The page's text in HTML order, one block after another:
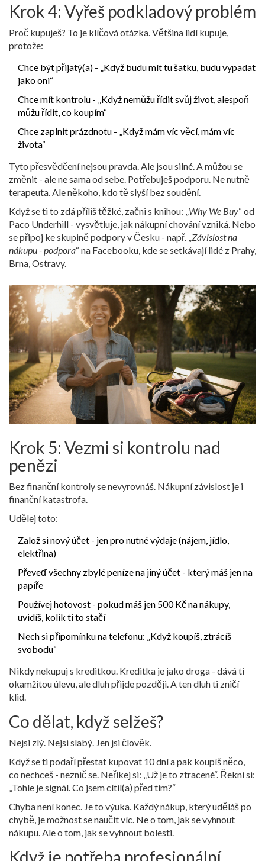
Krok 4: Vyřeš podkladový problém
Proč kupuješ? To je klíčová otázka. Většina lidí kupuje,
protože:
Chce být přijatý(a) - „Když budu mít tu šatku, budu vypadat
jako oni“
Chce mít kontrolu - „Když nemůžu řídit svůj život, alespoň
můžu řídit, co koupím“
Chce zaplnit prázdnotu - „Když mám víc věcí, mám víc
života“
Tyto přesvědčení nejsou pravda. Ale jsou silné. A můžou se
změnit - ale ne sama od sebe. Potřebuješ podporu. Ne nutně
terapeuta. Ale někoho, kdo tě slyší bez soudění.
Když se ti to zdá příliš těžké, začni s knihou: „ Why We Buy“ od
Paco Underhill - vysvětluje, jak nákupní chování vzniká. Nebo
se připoj ke skupině podpory v Česku - např. „ Závislost na
nákupu - podpora“ na Facebooku, kde se setkávají lidé z Prahy,
Brna, Ostravy.
Krok 5: Vezmi si kontrolu nad
penězi
Bez finanční kontroly se nevyrovnáš. Nákupní závislost je i
finanční katastrofa.
Udělej toto:
Založ si nový účet - jen pro nutné výdaje (nájem, jídlo,
elektřina)
Převeď všechny zbylé peníze na jiný účet - který máš jen na
papíře
Používej hotovost - pokud máš jen 500 Kč na nákupy,
uvidíš, kolik ti to stačí
Nech si připomínku na telefonu: „Když koupíš, ztrácíš
svobodu“
Nikdy nekupuj s kreditkou. Kreditka je jako droga - dává ti
okamžitou úlevu, ale dluh přijde později. A ten dluh ti zničí
klid.
Co dělat, když selžeš?
Nejsi zlý. Nejsi slabý. Jen jsi člověk.
Když se ti podaří přestat kupovat 10 dní a pak koupíš něco,
co nechceš - neznič se. Neříkej si: „Už je to ztracené“. Řekni si:
„Tohle je signál. Co jsem cítil(a) před tím?“
Chyba není konec. Je to výuka. Každý nákup, který uděláš po
chybě, je možnost se naučit víc. Ne o tom, jak se vyhnout
nákupu. Ale o tom, jak se vyhnout bolesti.
Když je potřeba profesionální